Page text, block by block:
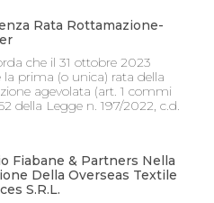
Rata Rottamazione-
che il 31 ottobre 2023
la prima (o unica) rata della
agevolata (art. 1 commi
della Legge n. 197/2022, c.d.
Fiabane & Partners Nella
Della Overseas Textile
S.r.l.